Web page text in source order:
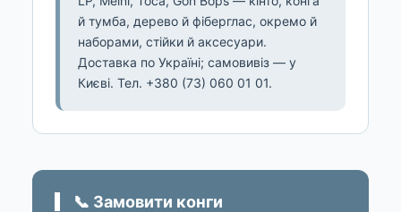
й тумба, дерево й фіберглас, окремо й
наборами, стійки й аксесуари.
Доставка по Україні; самовивіз — у
Києві. Тел. +380 (73) 060 01 01.
📞 Замовити конги